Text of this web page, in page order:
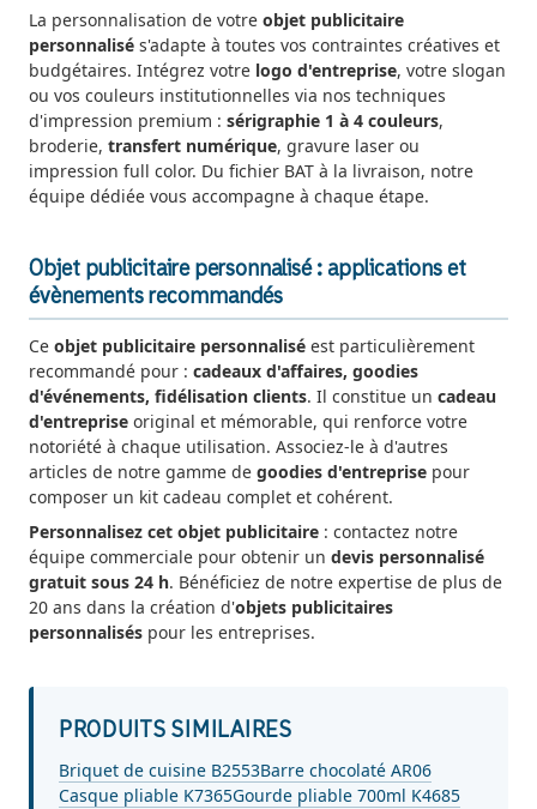
La personnalisation de votre objet publicitaire
personnalisé s'adapte à toutes vos contraintes créatives et
budgétaires. Intégrez votre logo d'entreprise, votre slogan
ou vos couleurs institutionnelles via nos techniques
d'impression premium : sérigraphie 1 à 4 couleurs,
broderie, transfert numérique, gravure laser ou
impression full color. Du fichier BAT à la livraison, notre
équipe dédiée vous accompagne à chaque étape.
Objet publicitaire personnalisé : applications et
évènements recommandés
Ce objet publicitaire personnalisé est particulièrement
recommandé pour : cadeaux d'affaires, goodies
d'événements, fidélisation clients. Il constitue un cadeau
d'entreprise original et mémorable, qui renforce votre
notoriété à chaque utilisation. Associez-le à d'autres
articles de notre gamme de goodies d'entreprise pour
composer un kit cadeau complet et cohérent.
Personnalisez cet objet publicitaire : contactez notre
équipe commerciale pour obtenir un devis personnalisé
gratuit sous 24 h. Bénéficiez de notre expertise de plus de
20 ans dans la création d'objets publicitaires
personnalisés pour les entreprises.
PRODUITS SIMILAIRES
Briquet de cuisine B2553Barre chocolaté AR06
Casque pliable K7365Gourde pliable 700ml K4685